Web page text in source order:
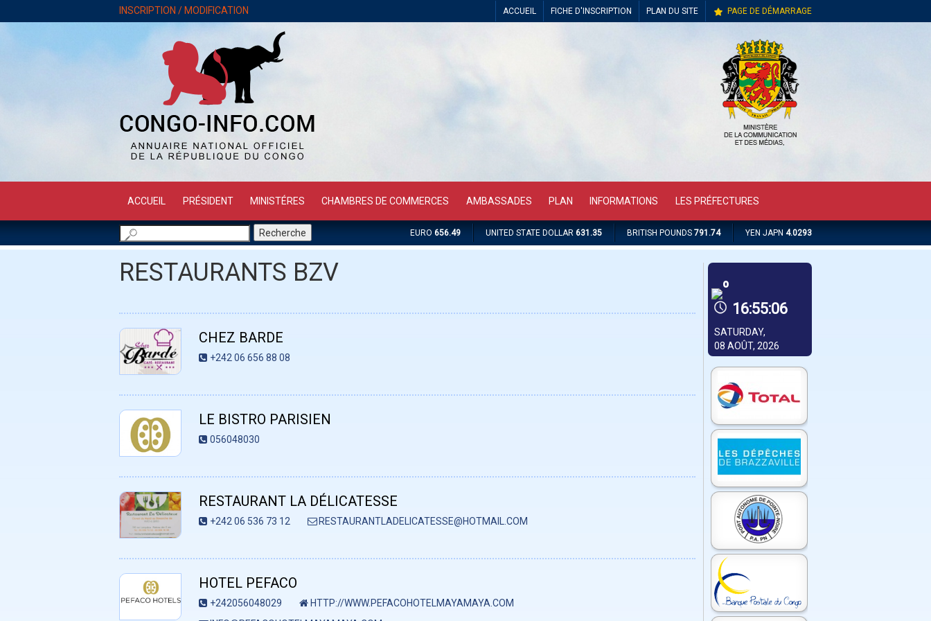
INSCRIPTION / MODIFICATION PAGE DE DÉMARRAGE
PLAN DU SITE
FICHE D'INSCRIPTION
ACCUEIL
ACCUEIL PRÉSIDENT MINISTÉRES CHAMBRES DE COMMERCES AMBASSADES PLAN INFORMATIONS LES PRÉFECTURES
YEN JAPN 4.0293
BRITISH POUNDS 791.74
UNITED STATE DOLLAR 631.35
EURO 656.49
RESTAURANTS BZV
CHEZ BARDE
+242 06 656 88 08
LE BISTRO PARISIEN
056048030
RESTAURANT LA DÉLICATESSE
+242 06 536 73 12 RESTAURANTLADELICATESSE@HOTMAIL.COM
HOTEL PEFACO
+242056048029
HTTP://WWW.PEFACOHOTELMAYAMAYA.COM
º
16:55:07
SATURDAY,
08 AOÛT, 2026